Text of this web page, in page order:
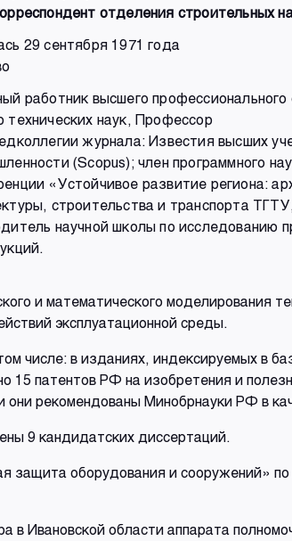
отделения строительных
29 сентября 1971 года
работник высшего
технических наук, Профессор
журнала: Известия высших
(Scopus); член программного
«Устойчивое развитие региона:
строительства и транспорта
научной школы по исследованию
и математического моделирования
эксплуатационной среды.
числе: в изданиях, индексируемых в
15 патентов РФ на изобретения и
они рекомендованы Минобрнауки РФ в
9 кандидатских диссертаций.
защита оборудования и сооружений»
в Ивановской области аппарата